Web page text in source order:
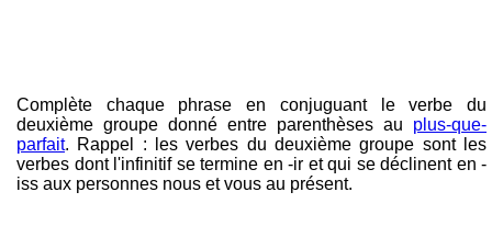
Complète chaque phrase en conjuguant le verbe du
deuxième groupe donné entre parenthèses au plus-que-
parfait. Rappel : les verbes du deuxième groupe sont les
verbes dont l'infinitif se termine en -ir et qui se déclinent en -
iss aux personnes nous et vous au présent.